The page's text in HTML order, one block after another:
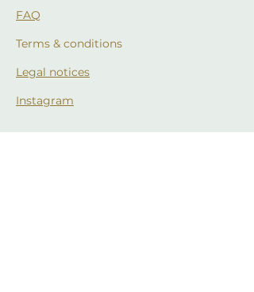
FAQ
Terms & conditions
Legal notices
Instagram